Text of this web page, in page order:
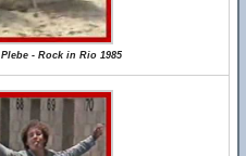
- Rock in Rio 1985